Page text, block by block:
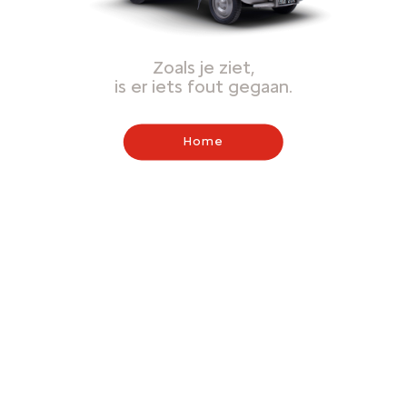
Zoals je ziet,
is er iets fout gegaan.
Home